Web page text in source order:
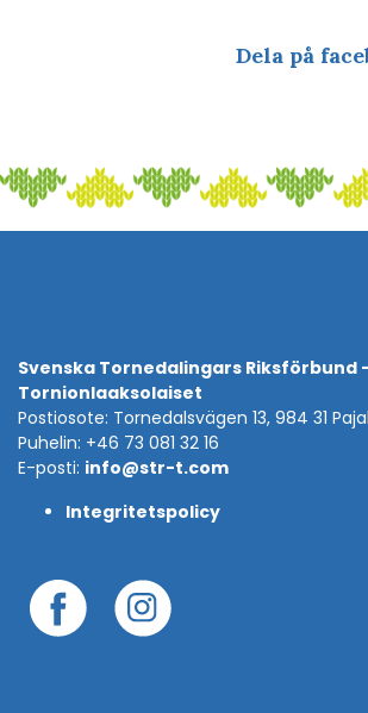
Dela på
Svenska Tornedalingars Riksförbund
Tornionlaaksolaiset
Postiosote: Tornedalsvägen 13, 984 31
Puhelin: +46 73 081 32 16
E-posti: info@str-t.com
Integritetspolicy